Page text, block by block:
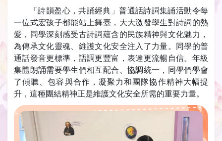
「詩韻盈心，共誦經典」普通話詩詞集誦活動令每
一位式宏孩子都能站上舞臺，大大激發學生對詩詞的熱
愛，同學深刻感受古詩詞蘊含的民族精神與文化魅力，
為傳承文化靈魂、維護文化安全注入了力量。同學的普
通話發音更標準，語調更豐富，表達更流暢自信。年級
集體朗誦需要學生們相互配合、協調統一，同學們學會
了傾聽、包容與合作，凝聚力和團隊協作精神大幅提
升，這種團結精神正是維護文化安全所需的重要力量。